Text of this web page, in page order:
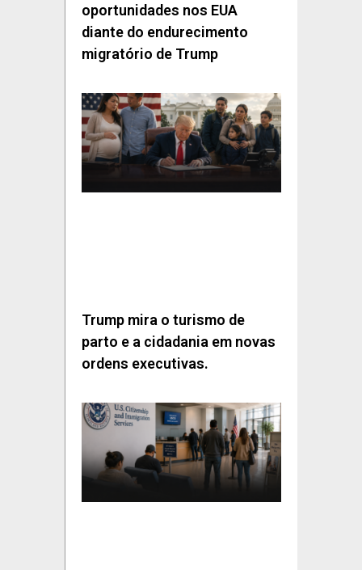
oportunidades nos EUA
diante do endurecimento
migratório de Trump
Trump mira o turismo de
parto e a cidadania em novas
ordens executivas.